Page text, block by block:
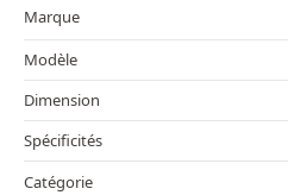
Marque
Modèle
Dimension
Spécificités
Catégorie